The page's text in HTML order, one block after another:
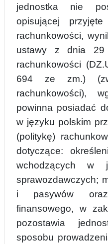
jednostka nie
opisującej
rachunkowości,
ustawy z dnia
rachunkowości
694 ze zm.)
rachunkowości),
powinna posiadać
w języku polskim
(politykę)
dotyczące:
wchodzących w
sprawozdawczych;
i pasywów
finansowego, w
pozostawia
sposobu